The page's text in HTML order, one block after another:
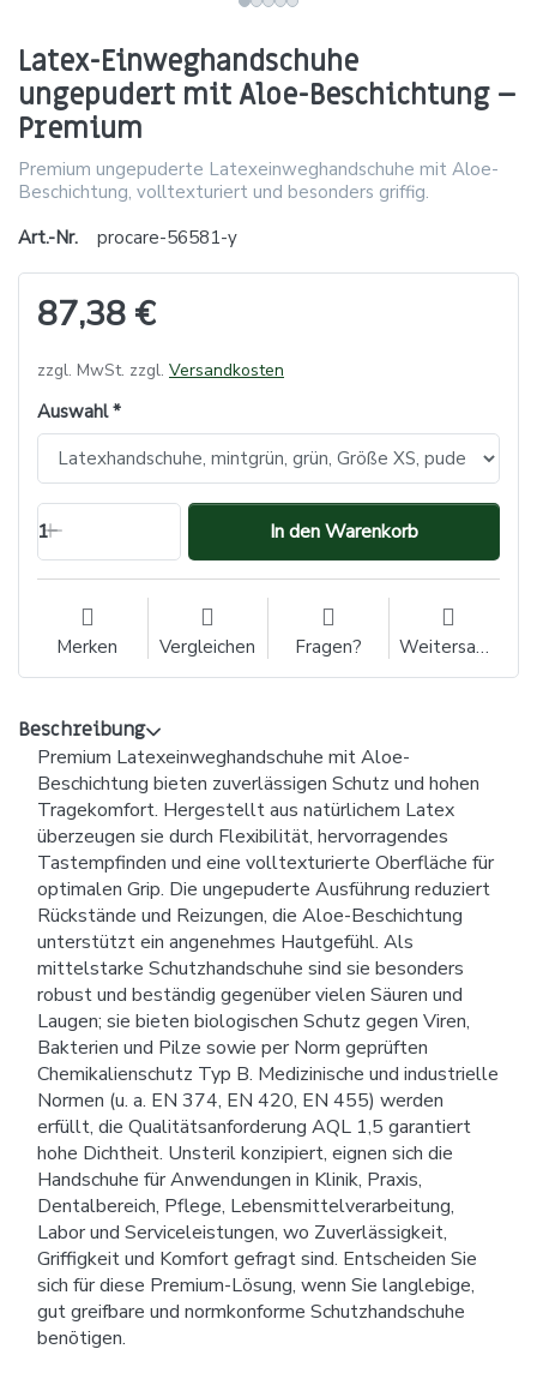
Latex-Einweghandschuhe
ungepudert mit Aloe-Beschichtung –
Premium
Premium ungepuderte Latexeinweghandschuhe mit Aloe-
Beschichtung, volltexturiert und besonders griffig.
Art.-Nr.
procare-56581-y
87,38 €
zzgl. MwSt. zzgl. Versandkosten
Auswahl
1 In den Warenkorb
Merken Vergleichen Fragen? Weitersagen
Beschreibung
Premium Latexeinweghandschuhe mit Aloe-
Beschichtung bieten zuverlässigen Schutz und hohen
Tragekomfort. Hergestellt aus natürlichem Latex
überzeugen sie durch Flexibilität, hervorragendes
Tastempfinden und eine volltexturierte Oberfläche für
optimalen Grip. Die ungepuderte Ausführung reduziert
Rückstände und Reizungen, die Aloe-Beschichtung
unterstützt ein angenehmes Hautgefühl. Als
mittelstarke Schutzhandschuhe sind sie besonders
robust und beständig gegenüber vielen Säuren und
Laugen; sie bieten biologischen Schutz gegen Viren,
Bakterien und Pilze sowie per Norm geprüften
Chemikalienschutz Typ B. Medizinische und industrielle
Normen (u. a. EN 374, EN 420, EN 455) werden
erfüllt, die Qualitätsanforderung AQL 1,5 garantiert
hohe Dichtheit. Unsteril konzipiert, eignen sich die
Handschuhe für Anwendungen in Klinik, Praxis,
Dentalbereich, Pflege, Lebensmittelverarbeitung,
Labor und Serviceleistungen, wo Zuverlässigkeit,
Griffigkeit und Komfort gefragt sind. Entscheiden Sie
sich für diese Premium-Lösung, wenn Sie langlebige,
gut greifbare und normkonforme Schutzhandschuhe
benötigen.